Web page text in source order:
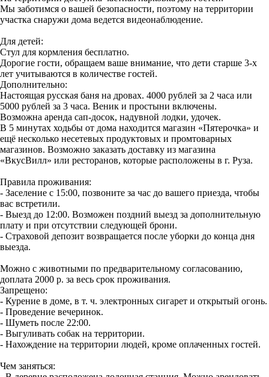
Мы заботимся о вашей безопасности, поэтому на территории
участка снаружи дома ведется видеонаблюдение.
Для детей:
Стул для кормления бесплатно.
Дорогие гости, обращаем ваше внимание, что дети старше 3-х
лет учитываются в количестве гостей.
Дополнительно:
Настоящая русская баня на дровах. 4000 рублей за 2 часа или
5000 рублей за 3 часа. Веник и простыни включены.
Возможна аренда сап-досок, надувной лодки, удочек.
В 5 минутах ходьбы от дома находится магазин «Пятерочка» и
ещё несколько несетевых продуктовых и промтоварных
магазинов. Возможно заказать доставку из магазина
«ВкусВилл» или ресторанов, которые расположены в г. Руза.
Правила проживания:
- Заселение с 15:00, позвоните за час до вашего приезда, чтобы
вас встретили.
- Выезд до 12:00. Возможен поздний выезд за дополнительную
плату и при отсутствии следующей брони.
- Страховой депозит возвращается после уборки до конца дня
выезда.
Можно с животными по предварительному согласованию,
доплата 2000 р. за весь срок проживания.
Запрещено:
- Курение в доме, в т. ч. электронных сигарет и открытый огонь.
- Проведение вечеринок.
- Шуметь после 22:00.
- Выгуливать собак на территории.
- Нахождение на территории людей, кроме оплаченных гостей.
Чем заняться: